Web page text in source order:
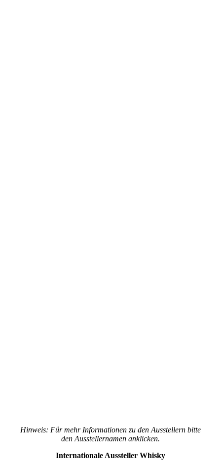
Hinweis: Für mehr Informationen zu den Ausstellern bitte
den Ausstellernamen anklicken.
Internationale Aussteller Whisky